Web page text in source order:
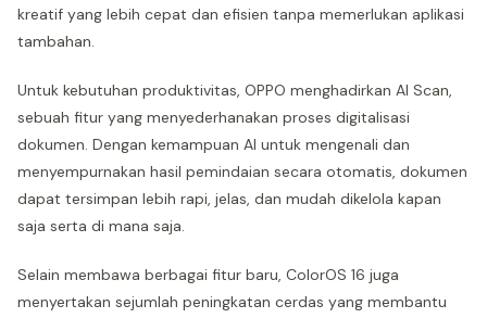
kreatif yang lebih cepat dan efisien tanpa memerlukan aplikasi
tambahan.
Untuk kebutuhan produktivitas, OPPO menghadirkan AI Scan,
sebuah fitur yang menyederhanakan proses digitalisasi
dokumen. Dengan kemampuan AI untuk mengenali dan
menyempurnakan hasil pemindaian secara otomatis, dokumen
dapat tersimpan lebih rapi, jelas, dan mudah dikelola kapan
saja serta di mana saja.
Selain membawa berbagai fitur baru, ColorOS 16 juga
menyertakan sejumlah peningkatan cerdas yang membantu